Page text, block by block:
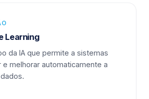
Learning
da IA que permite a sistemas
e melhorar automaticamente a